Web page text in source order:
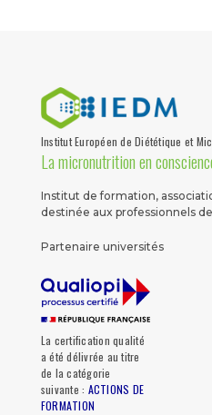
Institut Européen de Diététique et
La micronutrition en
Institut de formation,
destinée aux professionnels
Partenaire universités
La certification qualité
a été délivrée au titre
de la catégorie
suivante : ACTIONS DE
FORMATION